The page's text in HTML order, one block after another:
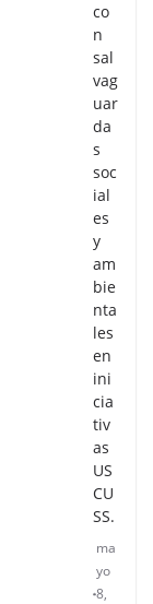
co
n
sal
vag
uar
da
s
soc
ial
es
y
am
bie
nta
les
en
ini
cia
tiv
as
US
CU
SS.
ma
yo
8,